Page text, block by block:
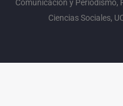
Comunicación y Periodismo,
Ciencias Sociales,